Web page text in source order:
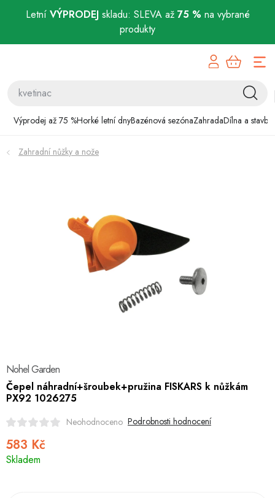
Letní VÝPRODEJskladu: SLEVA až 75 % na vybrané
produkty
Výprodej až 75 %Horké letní dnyBazénová sezónaZahradaDílna a stavba
Bazénová sezóna
Zahrada
Chovatelské potřeby
Dětské zboží a hračky
World Cleanup Day
Akční ceny
Vrácení a reklamace
Zahradní nůžky a nože
583 Kč
Skladem
Nohel Garden
Čepel náhradní+šroubek+pružina FISKARS k nůžkám
PX92 1026275
Neohodnoceno Podrobnosti hodnocení